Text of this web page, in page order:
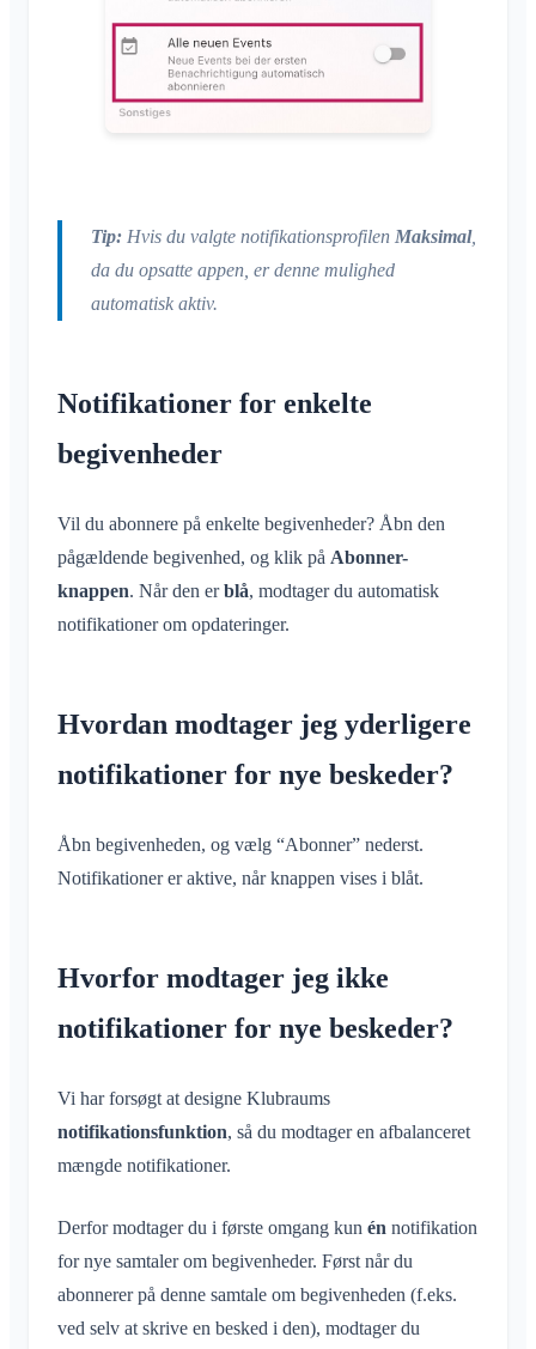
Tip: Hvis du valgte notifikationsprofilen Maksimal,
da du opsatte appen, er denne mulighed
automatisk aktiv.
Notifikationer for enkelte
begivenheder
Vil du abonnere på enkelte begivenheder? Åbn den
pågældende begivenhed, og klik på Abonner-
knappen. Når den erblå, modtager du automatisk
notifikationer om opdateringer.
Hvordan modtager jeg yderligere
notifikationer for nye beskeder?
Åbn begivenheden, og vælg “Abonner” nederst.
Notifikationer er aktive, når knappen vises i blåt.
Hvorfor modtager jeg ikke
notifikationer for nye beskeder?
Vi har forsøgt at designe Klubraums
notifikationsfunktion, så du modtager en afbalanceret
mængde notifikationer.
Derfor modtager du i første omgang kun én notifikation
for nye samtaler om begivenheder. Først når du
abonnerer på denne samtale om begivenheden (f.eks.
ved selv at skrive en besked i den), modtager du